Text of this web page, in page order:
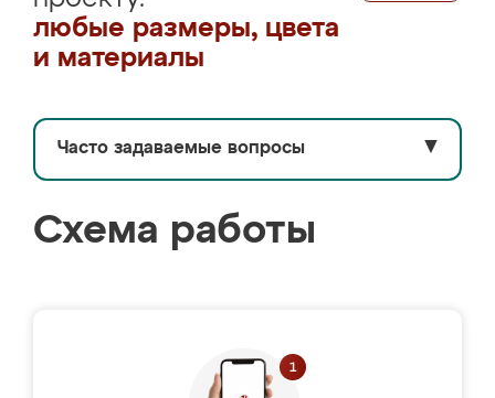
любые размеры, цвета
и материалы
Часто задаваемые вопросы ▼
Схема работы